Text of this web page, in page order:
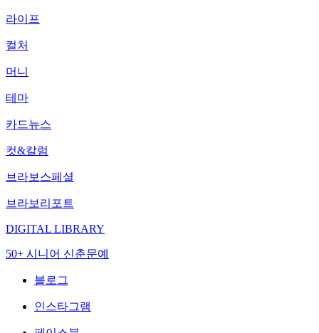
라이프
컬처
머니
테마
카드뉴스
컷&칼럼
브라보스페셜
브라보리포트
DIGITAL LIBRARY
50+ 시니어 신춘문예
블로그
인스타그램